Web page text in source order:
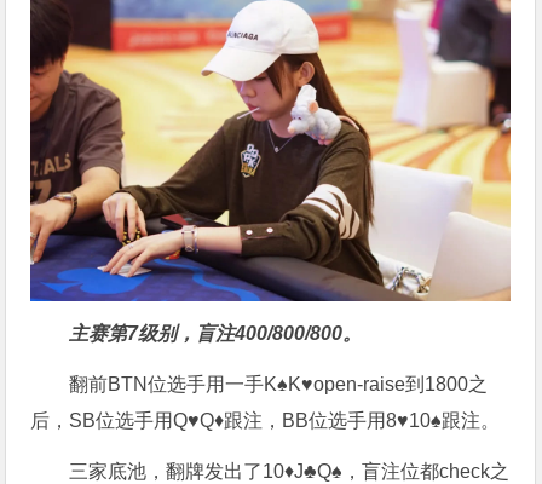
主赛第7级别，盲注400/800/800。
翻前BTN位选手用一手K♠K♥open-raise到1800之
后，SB位选手用Q♥Q♦跟注，BB位选手用8♥10♠跟注。
三家底池，翻牌发出了10♦J♣Q♠，盲注位都check之